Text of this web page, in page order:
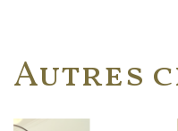
Autres